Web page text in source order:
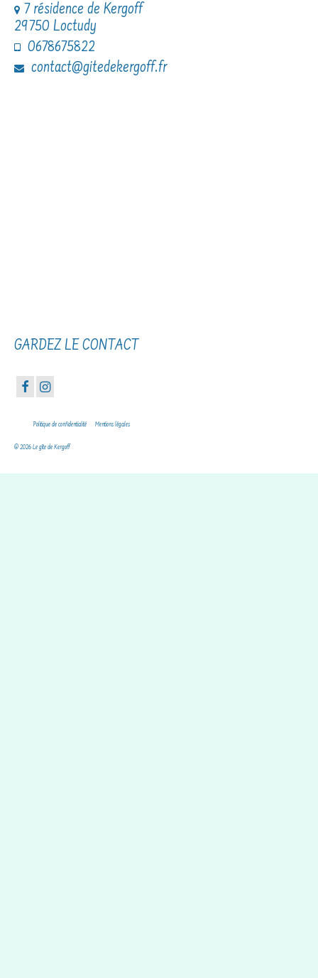
7 résidence de Kergoff
29750 Loctudy
0678675822
contact@gitedekergoff.fr
GARDEZ LE CONTACT
Politique de confidentialité Mentions légales
© 2026 Le gîte de Kergoff